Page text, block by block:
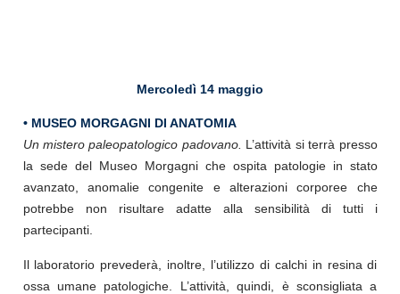
Mercoledì 14 maggio
• MUSEO MORGAGNI DI ANATOMIA
Un mistero paleopatologico padovano. L’attività si terrà presso
la sede del Museo Morgagni che ospita patologie in stato
avanzato, anomalie congenite e alterazioni corporee che
potrebbe non risultare adatte alla sensibilità di tutti i
partecipanti.
Il laboratorio prevederà, inoltre, l’utilizzo di calchi in resina di
ossa umane patologiche. L’attività, quindi, è sconsigliata a